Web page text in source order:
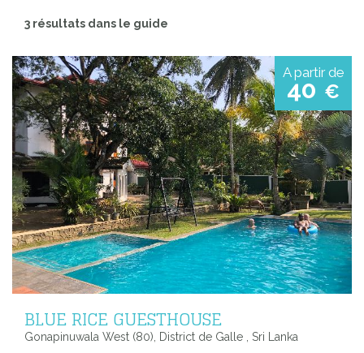
3 résultats dans le guide
A partir de
40 €
BLUE RICE GUESTHOUSE
Gonapinuwala West (80), District de Galle , Sri Lanka